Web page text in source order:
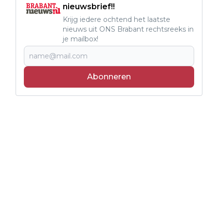
nieuwsbrief!!
Krijg iedere ochtend het laatste
nieuws uit ONS Brabant rechtsreeks in
je mailbox!
Abonneren